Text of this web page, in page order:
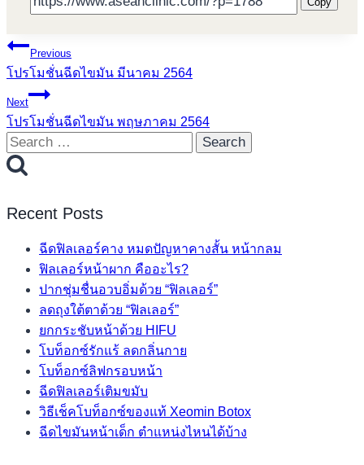
Post
navigation
Previous
โปรโมชั่นฉีดไขมัน มีนาคม 2564
Next
โปรโมชั่นฉีดไขมัน พฤษภาคม 2564
Search
for:
Recent Posts
ฉีดฟิลเลอร์คาง หมดปัญหาคางสั้น หน้ากลม
ฟิลเลอร์หน้าผาก คืออะไร?
ปากชุ่มชื่นอวบอิ่มด้วย “ฟิลเลอร์”
ลดถุงใต้ตาด้วย “ฟิลเลอร์”
ยกกระชับหน้าด้วย HIFU
โบท็อกซ์รักแร้ ลดกลิ่นกาย
โบท็อกซ์ลิฟกรอบหน้า
ฉีดฟิลเลอร์เติมขมับ
วิธีเช็คโบท็อกซ์ของแท้ Xeomin Botox
ฉีดไขมันหน้าเด็ก ตำแหน่งไหนได้บ้าง